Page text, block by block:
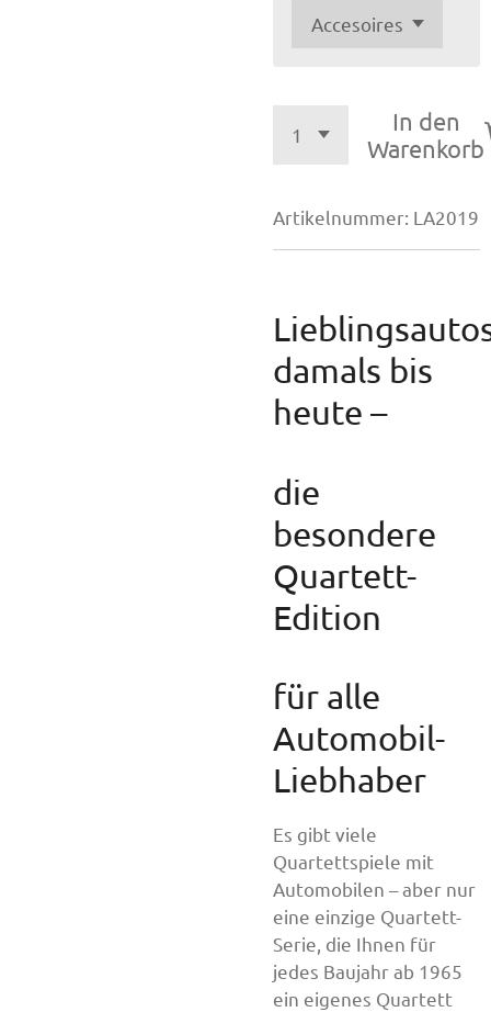
In den
Warenkorb
Artikelnummer: LA2019
damals bis
heute –
die
besondere
Quartett-
Edition
für alle
Automobil-
Liebhaber
Es gibt viele
Quartettspiele mit
Automobilen – aber nur
eine einzige Quartett-
Serie, die Ihnen für
jedes Baujahr ab 1965
ein eigenes Quartett